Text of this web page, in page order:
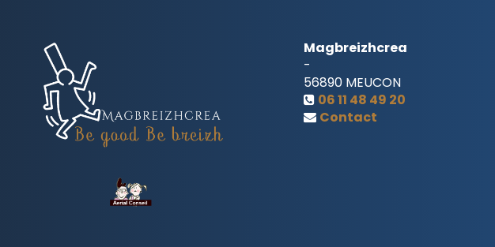
Magbreizhcrea
-
56890 MEUCON
06 11 48 49 20
Contact